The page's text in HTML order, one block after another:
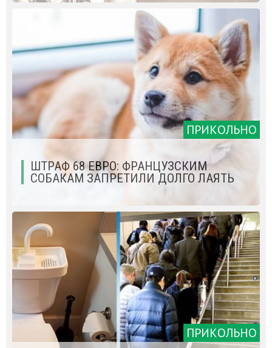
ПРИКОЛЬНО
ШТРАФ 68 ЕВРО: ФРАНЦУЗСКИМ
СОБАКАМ ЗАПРЕТИЛИ ДОЛГО ЛАЯТЬ
ПРИКОЛЬНО